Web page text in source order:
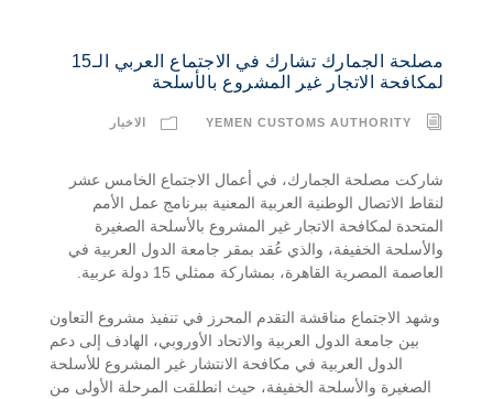
مصلحة الجمارك تشارك في الاجتماع العربي الـ15
لمكافحة الاتجار غير المشروع بالأسلحة
YEMEN CUSTOMS AUTHORITY الاخبار
شاركت مصلحة الجمارك، في أعمال الاجتماع الخامس عشر
لنقاط الاتصال الوطنية العربية المعنية ببرنامج عمل الأمم
المتحدة لمكافحة الاتجار غير المشروع بالأسلحة الصغيرة
والأسلحة الخفيفة، والذي عُقد بمقر جامعة الدول العربية في
العاصمة المصرية القاهرة، بمشاركة ممثلي 15 دولة عربية.
وشهد الاجتماع مناقشة التقدم المحرز في تنفيذ مشروع التعاون
بين جامعة الدول العربية والاتحاد الأوروبي، الهادف إلى دعم
الدول العربية في مكافحة الانتشار غير المشروع للأسلحة
الصغيرة والأسلحة الخفيفة، حيث انطلقت المرحلة الأولى من